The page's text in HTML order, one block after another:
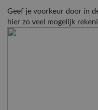
Geef je voorkeur door in
hier zo veel mogelijk